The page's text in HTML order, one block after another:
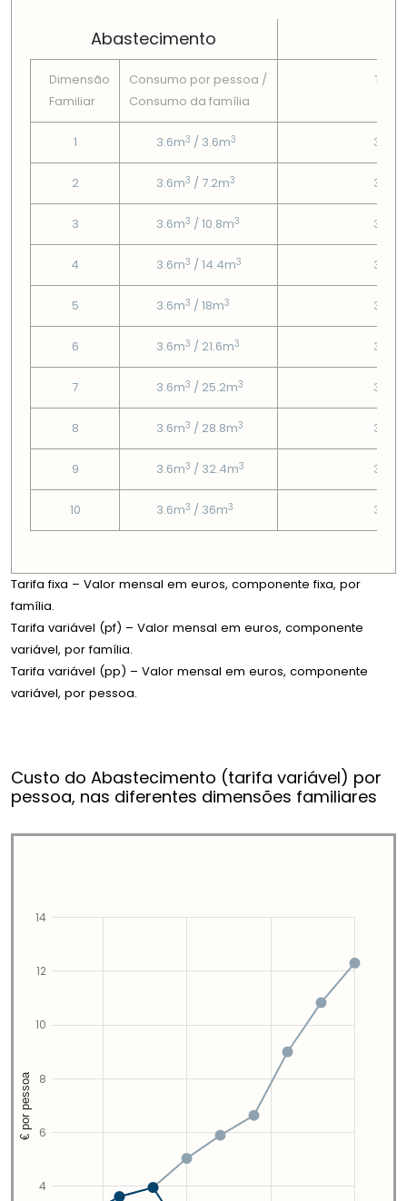
Abastecimento
Dimensão
Familiar
Consumo por pessoa /
Consumo da famí­lia
Tarifa
1 3.6m3 / 3.6m3 3.86€
2 3.6m3 / 7.2m3 3.86€
3 3.6m3 / 10.8m3 3.86€
4 3.6m3 / 14.4m3 3.86€
5 3.6m3 / 18m3 3.86€
6 3.6m3 / 21.6m3 3.86€
7 3.6m3 / 25.2m3 3.86€
8 3.6m3 / 28.8m3 3.86€
9 3.6m3 / 32.4m3 3.86€
10 3.6m3 / 36m3 3.86€
Tarifa fixa – Valor mensal em euros, componente fixa, por
família.
Tarifa variável (pf) – Valor mensal em euros, componente
variável, por família.
Tarifa variável (pp) – Valor mensal em euros, componente
variável, por pessoa.
Custo do Abastecimento (tarifa variável) por
pessoa, nas diferentes dimensões familiares
4
6
8
10
12
14
€ por pessoa